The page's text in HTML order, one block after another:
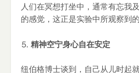
人们在冥想打坐中，通常有忘我
的感觉，这正是实验中所观察到
⒌精神空宁身心自在安定
纽伯格博士谈到，自己从儿时起